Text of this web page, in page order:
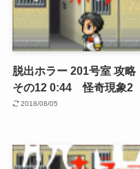
脱出ホラー 201号室 攻略
その12 0:44 怪奇現象2
2018/08/05